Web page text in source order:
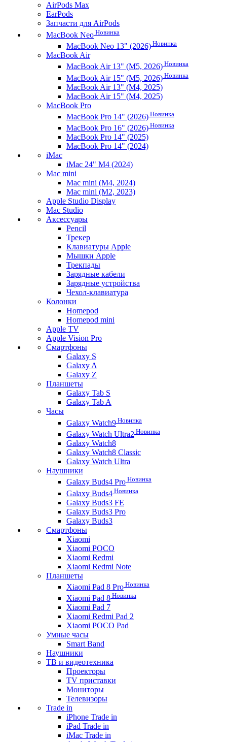
AirPods Max
EarPods
Запчасти для AirPods
MacBook Neo Новинка
MacBook Neo 13" (2026) Новинка
MacBook Air
MacBook Air 13" (M5, 2026) Новинка
MacBook Air 15" (M5, 2026) Новинка
MacBook Air 13" (M4, 2025)
MacBook Air 15" (M4, 2025)
MacBook Pro
MacBook Pro 14" (2026) Новинка
MacBook Pro 16" (2026) Новинка
MacBook Pro 14" (2025)
MacBook Pro 14" (2024)
iMac
iMac 24" M4 (2024)
Mac mini
Mac mini (M4, 2024)
Mac mini (M2, 2023)
Apple Studio Display
Mac Studio
Аксессуары
Pencil
Трекер
Клавиатуры Apple
Мышки Apple
Трекпады
Зарядные кабели
Зарядные устройства
Чехол-клавиатура
Колонки
Homepod
Homepod mini
Apple TV
Apple Vision Pro
Смартфоны
Galaxy S
Galaxy A
Galaxy Z
Планшеты
Galaxy Tab S
Galaxy Tab A
Часы
Galaxy Watch9 Новинка
Galaxy Watch Ultra2 Новинка
Galaxy Watch8
Galaxy Watch8 Classic
Galaxy Watch Ultra
Наушники
Galaxy Buds4 Pro Новинка
Galaxy Buds4 Новинка
Galaxy Buds3 FE
Galaxy Buds3 Pro
Galaxy Buds3
Смартфоны
Xiaomi
Xiaomi POCO
Xiaomi Redmi
Xiaomi Redmi Note
Планшеты
Xiaomi Pad 8 Pro Новинка
Xiaomi Pad 8 Новинка
Xiaomi Pad 7
Xiaomi Redmi Pad 2
Xiaomi POCO Pad
Умные часы
Smart Band
Наушники
ТВ и видеотехника
Проекторы
TV приставки
Мониторы
Телевизоры
Trade in
iPhone Trade in
iPad Trade in
iMac Trade in